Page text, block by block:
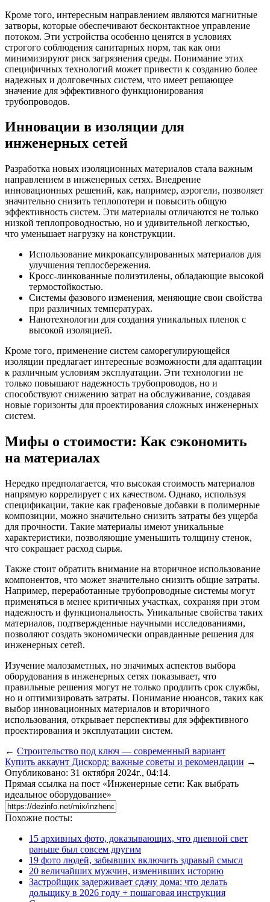
Кроме того, интересным направлением являются магнитные
затворы, которые обеспечивают бесконтактное управление
потоком. Эти устройства особенно ценятся в условиях
строгого соблюдения санитарных норм, так как они
минимизируют риск загрязнения среды. Понимание этих
специфичных технологий может привести к созданию более
надежных и долговечных систем, что имеет решающее
значение для эффективного функционирования
трубопроводов.
Инновации в изоляции для
инженерных сетей
Разработка новых изоляционных материалов стала важным
направлением в инженерных сетях. Внедрение
инновационных решений, как, например, аэрогели, позволяет
значительно снизить теплопотери и повысить общую
эффективность систем. Эти материалы отличаются не только
низкой теплопроводностью, но и удивительной легкостью,
что уменьшает нагрузку на конструкции.
Использование микрокапсулированных материалов для
улучшения теплосбережения.
Кросс-линкованные полиэтилены, обладающие высокой
термостойкостью.
Системы фазового изменения, меняющие свои свойства
при различных температурах.
Нанотехнологии для создания уникальных пленок с
высокой изоляцией.
Кроме того, применение систем саморегулирующейся
изоляции предлагает интересные возможности для адаптации
к различным условиям эксплуатации. Эти технологии не
только повышают надежность трубопроводов, но и
способствуют снижению затрат на обслуживание, создавая
новые горизонты для проектирования сложных инженерных
систем.
Мифы о стоимости: Как сэкономить
на материалах
Нередко предполагается, что высокая стоимость материалов
напрямую коррелирует с их качеством. Однако, используя
спецификации, такие как графеновые добавки в полимерные
композиции, можно значительно снизить затраты без ущерба
для прочности. Такие материалы имеют уникальные
характеристики, позволяющие уменьшить толщину стенок,
что сокращает расход сырья.
Также стоит обратить внимание на вторичное использование
компонентов, что может значительно снизить общие затраты.
Например, переработанные трубопроводные системы могут
применяться в менее критичных участках, сохраняя при этом
надежность и функциональность. Уникальные свойства таких
материалов, подтвержденные научными исследованиями,
позволяют создать экономически оправданные решения для
инженерных сетей.
Изучение малозаметных, но значимых аспектов выбора
оборудования в инженерных сетях показывает, что
правильные решения могут не только продлить срок службы,
но и оптимизировать затраты. Понимание нюансов, таких как
выбор инновационных материалов и вторичного
использования, открывает перспективы для эффективного
проектирования и эксплуатации систем.
← Строительство под ключ — современный вариант
Купить аккаунт Дискорд: важные советы и рекомендации →
Опубликовано: 31 октября 2024г., 04:14.
Прямая ссылка на пост «Инженерные сети: Как выбрать
идеальное оборудование»
Похожие посты:
15 архивных фото, доказывающих, что дневной свет
раньше был совсем другим
19 фото людей, забывших включить здравый смысл
20 величайших мужчин, изменивших историю
Застройщик задерживает сдачу дома: что делать
дольщику в 2026 году + пошаговая инструкция